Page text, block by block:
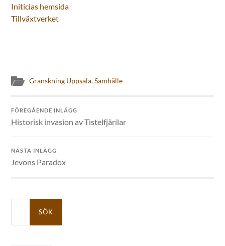
Initicias hemsida
Tillväxtverket
Granskning Uppsala,Samhälle
FÖREGÅENDE INLÄGG
Historisk invasion av Tistelfjärilar
NÄSTA INLÄGG
Jevons Paradox